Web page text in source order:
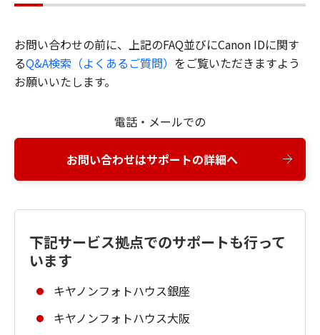
お問い合わせの前に、上記のFAQ並びにCanon IDに関す
るQ&A検索（よくあるご質問） をご覧いただきますよう
お願いいたします。
電話・メールでの
お問い合わせはサポートの詳細へ
下記サービス拠点でのサポートも行って
います
キヤノンフォトハウス銀座
キヤノンフォトハウス大阪